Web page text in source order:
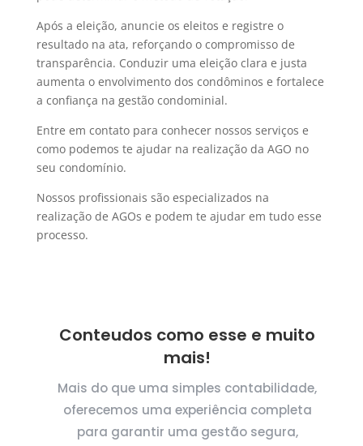
Após a eleição, anuncie os eleitos e registre o
resultado na ata, reforçando o compromisso de
transparência. Conduzir uma eleição clara e justa
aumenta o envolvimento dos condôminos e fortalece
a confiança na gestão condominial.
Entre em contato para conhecer nossos serviços e
como podemos te ajudar na realização da AGO no
seu condomínio.
Nossos profissionais são especializados na
realização de AGOs e podem te ajudar em tudo esse
processo.
Conteudos como esse e muito
mais!
Mais do que uma simples contabilidade,
oferecemos uma experiência completa
para garantir uma gestão segura,